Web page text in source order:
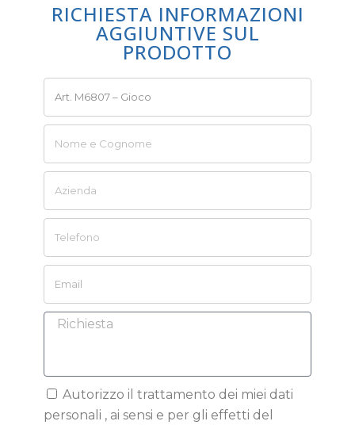
RICHIESTA INFORMAZIONI
AGGIUNTIVE SUL
PRODOTTO
Autorizzo il trattamento dei miei dati
personali , ai sensi e per gli effetti del